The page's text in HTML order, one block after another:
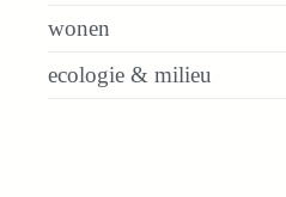
wonen
ecologie & milieu